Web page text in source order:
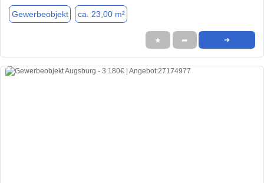
Gewerbeobjekt ca. 23,00 m²
★ ➦ ➜